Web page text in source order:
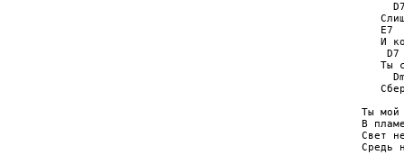
E7
И
D7
Ты
Ты
В
Свет
Средь